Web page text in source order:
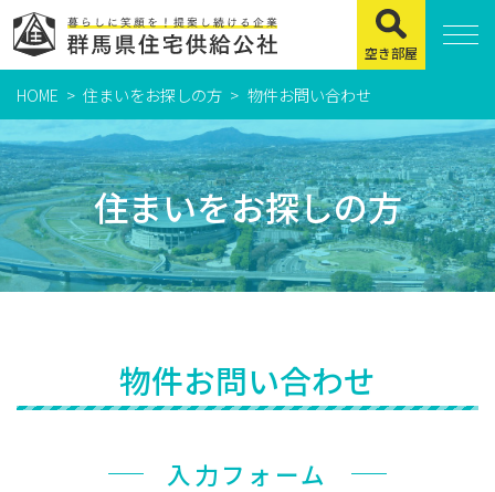
住まいをお探しの方
県営住宅
公社賃貸住宅
緊急通報システムについて
市営・町営住宅
賃貸店舗・事務所
空き部屋
HOME 住まいをお探しの方 物件お問い合わせ
住まいをお探しの方
物件お問い合わせ
入力フォーム